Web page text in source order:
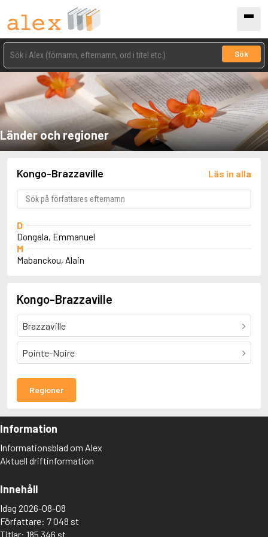
Sök
Länder och regioner
Kongo-Brazzaville Läs in alla
D
Dongala, Emmanuel
M
Mabanckou, Alain
Kongo-Brazzaville
Brazzaville
Pointe-Noire
Regioner
Information
Informationsblad om Alex
Aktuell driftinformation
Innehåll
Idag 2026-08-08
Författare: 7 048 st
Titlar: 185 346 st